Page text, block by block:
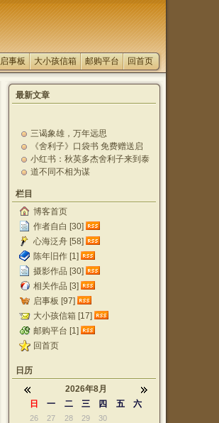
启事板 大小孩信箱 邮购平台 回首页
最新文章
三谒象雄，万年远思
《舍利子》口袋书 免费赠送启
示
小红书：秋英多杰舍利子来到泰
国清迈生出好多新舍利
道不同不相为谋
更正一下 错怪DeepSeek了
再问DeepSeek，看似正儿八
经，实则公然撒谎
对话Deepseek，怎会连优昙陀
罗花和法苑珠林都...
廿四载又见优昙花
敬畏神明 方为正道
栏目
博客首页
作者自白 [30]
心海泛舟 [58]
陈年旧作 [1]
摄影作品 [30]
相关作品 [3]
启事板 [97]
大小孩信箱 [17]
邮购平台 [1]
回首页
日历
2026年8月
日
一 二 三 四 五 六
26 27 28 29
30